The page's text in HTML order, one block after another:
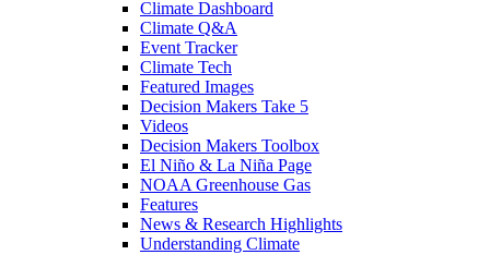
Climate Dashboard
Climate Q&A
Event Tracker
Climate Tech
Featured Images
Decision Makers Take 5
Videos
Decision Makers Toolbox
El Niño & La Niña Page
NOAA Greenhouse Gas
Features
News & Research Highlights
Understanding Climate